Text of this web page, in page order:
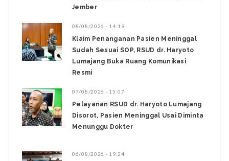
Jember
08/08/2026 - 14:19
Klaim Penanganan Pasien Meninggal
Sudah Sesuai SOP, RSUD dr. Haryoto
Lumajang Buka Ruang Komunikasi
Resmi
07/08/2026 - 15:07
Pelayanan RSUD dr. Haryoto Lumajang
Disorot, Pasien Meninggal Usai Diminta
Menunggu Dokter
06/08/2026 - 19:24